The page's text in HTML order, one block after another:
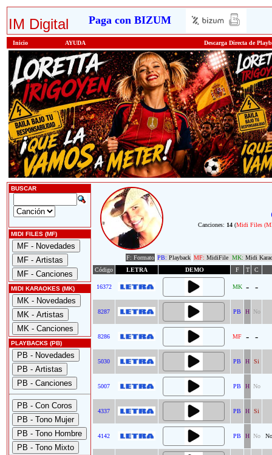
IM Digital Paga con BIZUM
Inicio AYUDA Descarga Directa de
BUSCAR
MIDI FILES (MF)
MIDI KARAOKES (MK)
PLAYBACKS (PB)
Canciones: 14(Midi Files
F: Formato PB: Playback MF: MidiFile MK: Midi
Código
LETRA DEMO F T C
16372 MK - -
8287 PB H No
8286 MF - -
5030 PB H Si
5007 PB H No
4337 PB H Si
4142 PB H No